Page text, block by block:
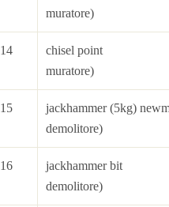
muratore)
14
chisel
muratore)
15
jackhammer
demolitore)
16
jackhammer
demolitore)